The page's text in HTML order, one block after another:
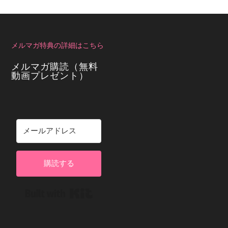
メルマガ特典の詳細はこちら
メルマガ購読（無料
動画プレゼント）
購読する